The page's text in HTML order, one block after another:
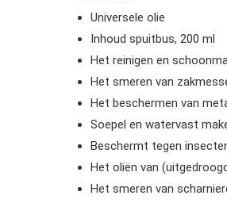
Universele olie
Inhoud spuitbus, 200 ml
Het reinigen en
Het smeren van
Het beschermen van
Soepel en watervast
Beschermt tegen
Het oliën van
Het smeren van